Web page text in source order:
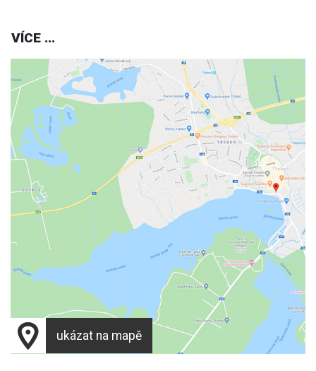
VÍCE ...
ukázat na mapě